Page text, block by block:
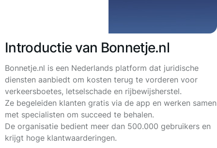
Introductie van Bonnetje.nl
Bonnetje.nl is een Nederlands platform dat juridische
diensten aanbiedt om kosten terug te vorderen voor
verkeersboetes, letselschade en rijbewijsherstel.
Ze begeleiden klanten gratis via de app en werken samen
met specialisten om succeed te behalen.
De organisatie bedient meer dan 500.000 gebruikers en
krijgt hoge klantwaarderingen.